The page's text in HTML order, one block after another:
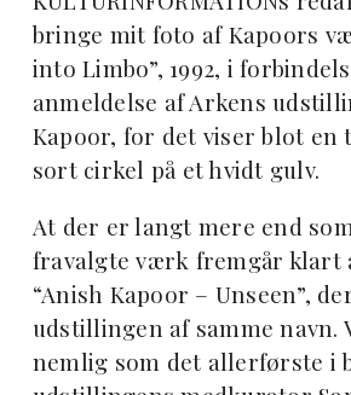
bringe mit foto af Kapoors
into Limbo”, 1992, i
anmeldelse af Arkens
Kapoor, for det viser blot en
sort cirkel på et hvidt gulv.
At der er langt mere end
fravalgte værk fremgår klart
“Anish Kapoor – Unseen”,
udstillingen af samme navn.
nemlig som det allerførste i